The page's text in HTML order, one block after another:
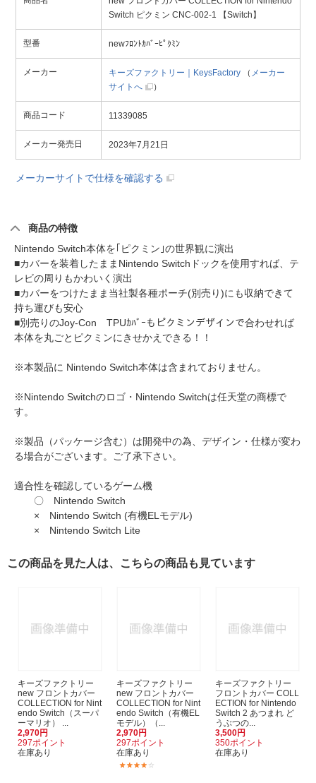
Switch ピクミン CNC-002-1 【Switch】
型番 newﾌﾛﾝﾄｶﾊﾞｰﾋﾟｸﾐﾝ
メーカー キーズファクトリー｜KeysFactory （ メーカー
サイトへ
）
商品コード 11339085
メーカー発売日 2023年7月21日
メーカーサイトで仕様を確認する
商品の特徴
Nintendo Switch本体を｢ピクミン｣の世界観に演出
■カバーを装着したままNintendo Switchドックを使用すれば、テ
レビの周りもかわいく演出
■カバーをつけたまま当社製各種ポーチ(別売り)にも収納できて
持ち運びも安心
■別売りのJoy-Con TPUｶﾊﾞｰもピクミンデザインで合わせれば
本体を丸ごとピクミンにきせかえできる！！
※本製品に Nintendo Switch本体は含まれておりません。
※Nintendo Switchのロゴ・Nintendo Switchは任天堂の商標で
す。
※製品（パッケージ含む）は開発中の為、デザイン・仕様が変わ
る場合がございます。ご了承下さい。
適合性を確認しているゲーム機
〇 Nintendo Switch
× Nintendo Switch (有機ELモデル)
× Nintendo Switch Lite
この商品を見た人は、こちらの商品も見ています
キーズファクトリー
new フロントカバー
COLLECTION for Nint
endo Switch（スーパ
ーマリオ） ...
2,970円
297ポイント
在庫あり
キーズファクトリー
new フロントカバー
COLLECTION for Nint
endo Switch（有機EL
モデル）（...
2,970円
297ポイント
在庫あり
キーズファクトリー
フロントカバー COLL
ECTION for Nintendo
Switch 2 あつまれ ど
うぶつの...
3,500円
350ポイント
在庫あり